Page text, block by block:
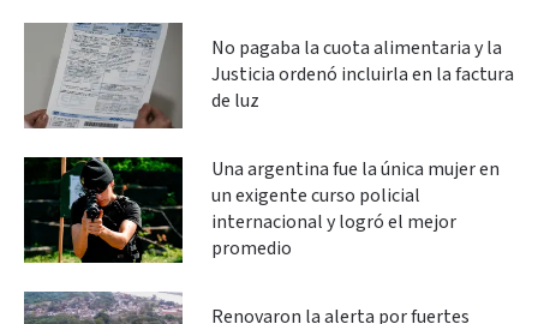
No pagaba la cuota alimentaria y la
Justicia ordenó incluirla en la factura
de luz
Una argentina fue la única mujer en
un exigente curso policial
internacional y logró el mejor
promedio
Renovaron la alerta por fuertes